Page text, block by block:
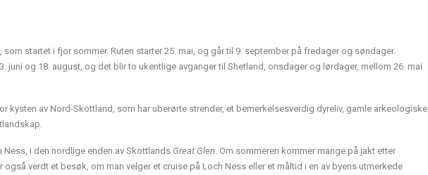
startet i fjor sommer. Ruten starter 25. mai, og går til 9. september på fredager og søndager.
juni og 18. august, og det blir to ukentlige avganger til Shetland, onsdager og lørdager, mellom 26. mai
kysten av Nord-Skottland, som har uberørte strender, et bemerkelsesverdig dyreliv, gamle arkeologiske
i den nordlige enden av Skottlands Great Glen . Om sommeren kommer mange på jakt etter
også verdt et besøk, om man velger et cruise på Loch Ness eller et måltid i en av byens utmerkede